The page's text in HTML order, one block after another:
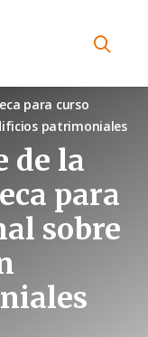
para curso
patrimoniales
de la
para
sobre